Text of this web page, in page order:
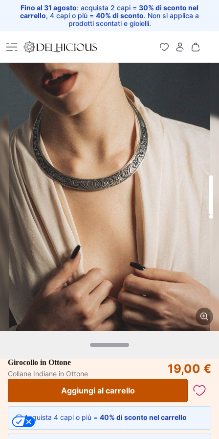
Fino al 31 agosto: acquista 2 capi = 30% di sconto nel
carrello, 4 capi o più = 40% di sconto. Non si applica a
prodotti scontati e gioielli.
Home
Girocollo in Ottone
Collane Indiane in Ottone
19,00 €
Aggiungi al carrello
Acquista 4 capi o più = 40% di sconto nel carrello